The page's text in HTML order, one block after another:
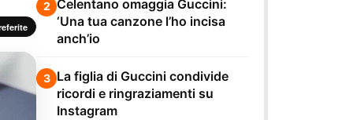
2 Celentano omaggia Guccini:
‘Una tua canzone l’ho incisa
anch’io
3 La figlia di Guccini condivide
ricordi e ringraziamenti su
Instagram